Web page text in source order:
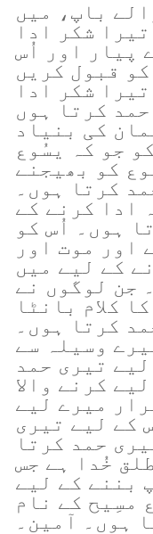
باپ، میں
شکر ادا
پیار اور اُس
قبول کریں
شکر ادا
کرتا ہوں
کی بنیاد
جو کہ یسُوع
کو بھیجنے
کرتا ہوں۔
ادا کرنے کے
ہوں۔ اُس کو
اور موت اور
کے لیے میں
جن لوگوں نے
کلام بانٹا
کرتا ہوں۔
وسیلہ سے
تیری حمد
کرنے والا
میرے لیے
کے لیے تیری
حمد کرتا
خُدا ہے جس
بننے کے لیے
مسِیح کے نام
ہوں۔ آمین۔